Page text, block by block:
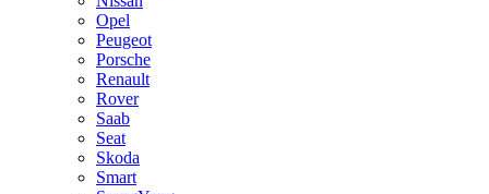
Opel
Peugeot
Porsche
Renault
Rover
Saab
Seat
Skoda
Smart